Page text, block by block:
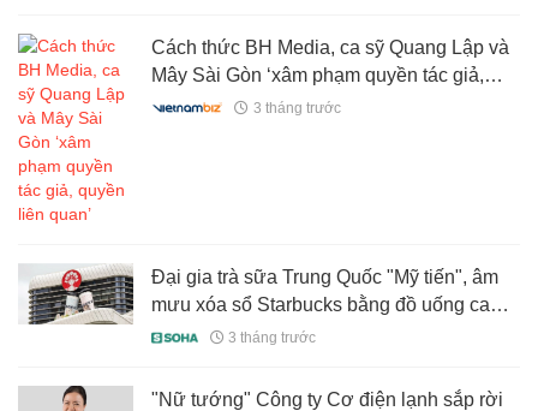
Cách thức BH Media, ca sỹ Quang Lập và
Mây Sài Gòn ‘xâm phạm quyền tác giả,
quyền liên quan’3 tháng trước
Đại gia trà sữa Trung Quốc "Mỹ tiến", âm
mưu xóa sổ Starbucks bằng đồ uống cao
cấp giá 150 nghìn đồng
3 tháng trước
"Nữ tướng" Công ty Cơ điện lạnh sắp rời